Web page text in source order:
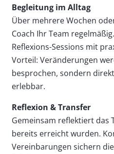
Begleitung im Alltag
Über mehrere Wochen
Coach Ihr Team
Reflexions-Sessions mit
Vorteil: Veränderungen
besprochen, sondern
erlebbar.
Reflexion & Transfer
Gemeinsam reflektiert das
bereits erreicht wurden.
Vereinbarungen sichern